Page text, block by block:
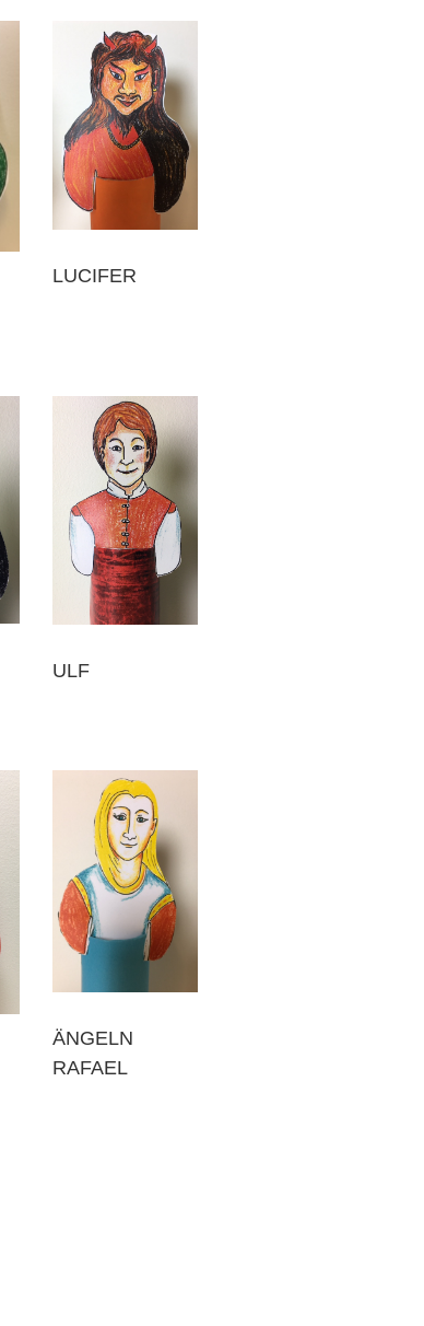
LUCIFER
ULF
ÄNGELN
RAFAEL